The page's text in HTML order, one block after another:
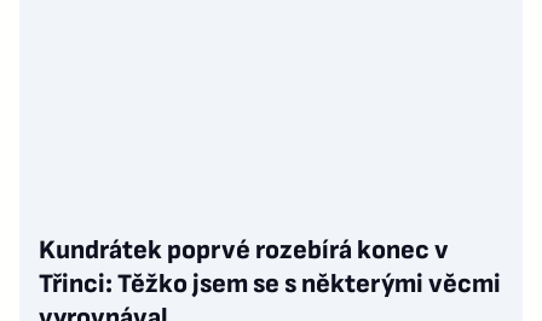
Kundrátek poprvé rozebírá konec v
Třinci: Těžko jsem se s některými věcmi